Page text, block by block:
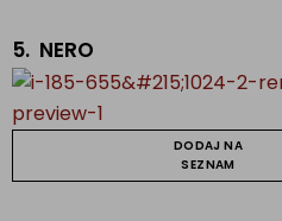
5. NERO
DODAJ NA
SEZNAM